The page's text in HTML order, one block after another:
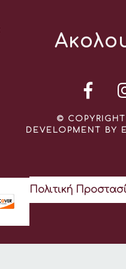
©
DEVELOPMENT BY
Πολιτική